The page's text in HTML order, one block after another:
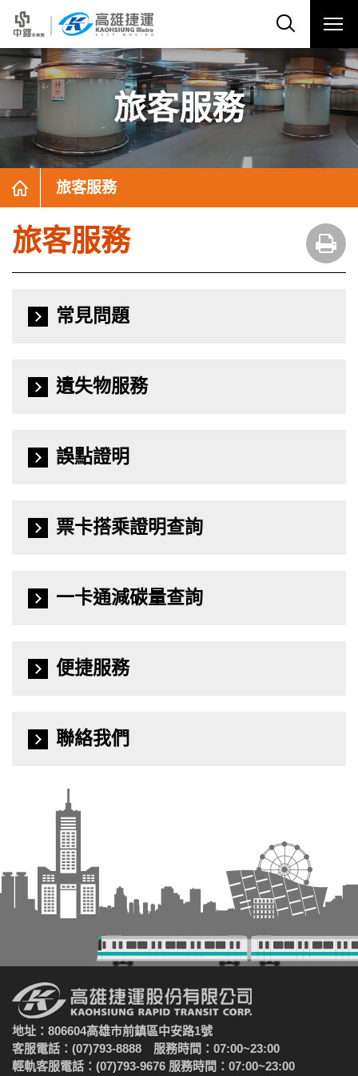
旅客服務
旅客服務
旅客服務
常見問題
遺失物服務
誤點證明
票卡搭乘證明查詢
一卡通減碳量查詢
便捷服務
聯絡我們
地址：806604高雄市前鎮區中安路1號
客服電話：(07)793-8888 服務時間：07:00~23:00
輕軌客服電話：(07)793-9676 服務時間：07:00~23:00